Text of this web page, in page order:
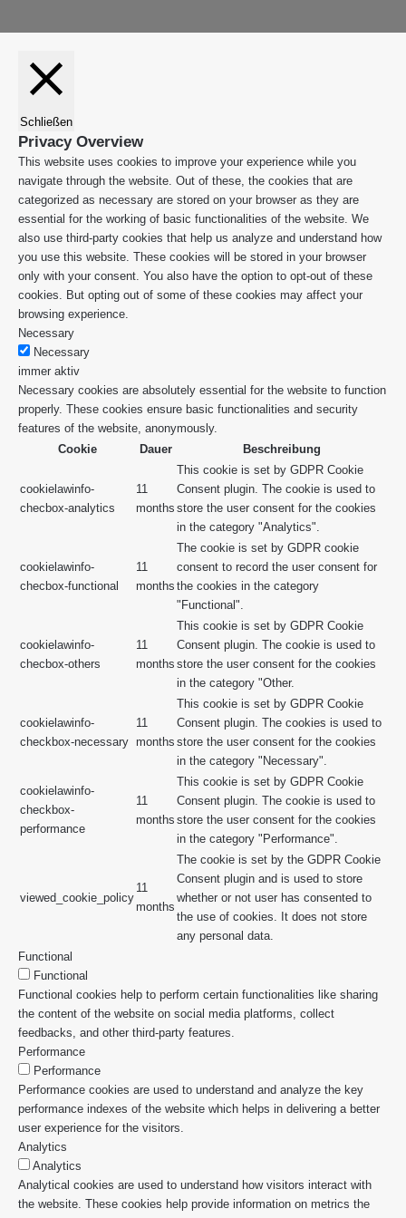
Schließen
Privacy Overview
This website uses cookies to improve your experience while you
navigate through the website. Out of these, the cookies that are
categorized as necessary are stored on your browser as they are
essential for the working of basic functionalities of the website. We
also use third-party cookies that help us analyze and understand how
you use this website. These cookies will be stored in your browser
only with your consent. You also have the option to opt-out of these
cookies. But opting out of some of these cookies may affect your
browsing experience.
Necessary
Necessary
immer aktiv
Necessary cookies are absolutely essential for the website to function
properly. These cookies ensure basic functionalities and security
features of the website, anonymously.
Cookie
Dauer Beschreibung
cookielawinfo-
checbox-analytics
11
months
This cookie is set by GDPR Cookie
Consent plugin. The cookie is used to
store the user consent for the cookies
in the category "Analytics".
cookielawinfo-
checbox-functional
11
months
The cookie is set by GDPR cookie
consent to record the user consent for
the cookies in the category
"Functional".
cookielawinfo-
checbox-others
11
months
This cookie is set by GDPR Cookie
Consent plugin. The cookie is used to
store the user consent for the cookies
in the category "Other.
cookielawinfo-
checkbox-necessary
11
months
This cookie is set by GDPR Cookie
Consent plugin. The cookies is used to
store the user consent for the cookies
in the category "Necessary".
cookielawinfo-
checkbox-
performance
11
months
This cookie is set by GDPR Cookie
Consent plugin. The cookie is used to
store the user consent for the cookies
in the category "Performance".
viewed_cookie_policy
11
months
The cookie is set by the GDPR Cookie
Consent plugin and is used to store
whether or not user has consented to
the use of cookies. It does not store
any personal data.
Functional
Functional
Functional cookies help to perform certain functionalities like sharing
the content of the website on social media platforms, collect
feedbacks, and other third-party features.
Performance
Performance
Performance cookies are used to understand and analyze the key
performance indexes of the website which helps in delivering a better
user experience for the visitors.
Analytics
Analytics
Analytical cookies are used to understand how visitors interact with
the website. These cookies help provide information on metrics the